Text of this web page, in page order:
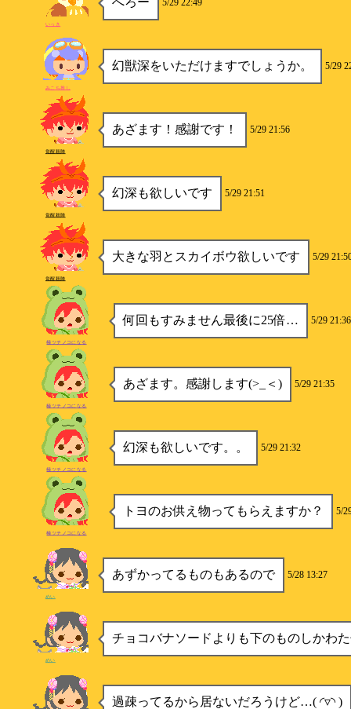
5/29 22:49
いっき
幻獣深をいただけますでしょうか。 5/29
みこち推し
あざます！感謝です！ 5/29 21:56
覚醒殺陣
幻深も欲しいです 5/29 21:51
覚醒殺陣
大きな羽とスカイボウ欲しいです 5/29
覚醒殺陣
何回もすみません最後に25倍… 5/29 21:36
極ツチノコになる
あざます。感謝します(>_＜) 5/29 21:35
極ツチノコになる
幻深も欲しいです。。 5/29 21:32
極ツチノコになる
トヨのお供え物ってもらえますか？ 5/
極ツチノコになる
あずかってるものもあるので 5/28 13:27
めい
チョコバナソードよりも下のものしかわ
めい
過疎ってるから居ないだろうけど…( ◜▿◝ )